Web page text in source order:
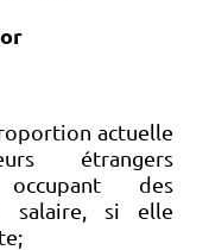
actuelle
étrangers
occupant des
salaire, si elle